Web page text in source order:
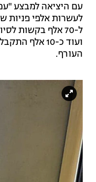
עם היציאה למבצע
ועוד כ-10
העורף.